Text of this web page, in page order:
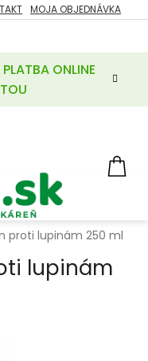
ONLINE
MOJA OBJEDNÁVKA
proti lupinám 250 ml
lupinám